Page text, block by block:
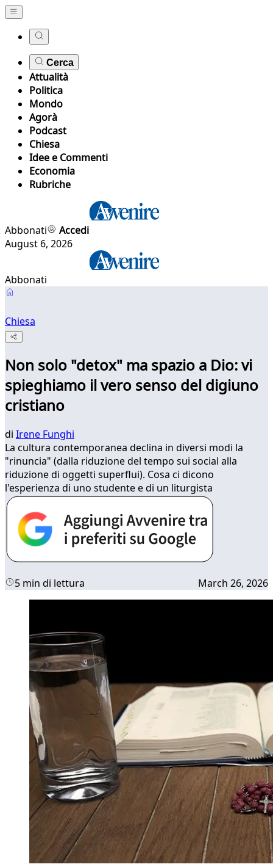
Cerca
Attualità
Politica
Mondo
Agorà
Podcast
Chiesa
Idee e Commenti
Economia
Rubriche
Abbonati
Accedi
August 6, 2026
Abbonati
Chiesa
Non solo "detox" ma spazio a Dio: vi
spieghiamo il vero senso del digiuno
cristiano
di Irene Funghi
La cultura contemporanea declina in diversi modi la
"rinuncia" (dalla riduzione del tempo sui social alla
riduzione di oggetti superflui). Cosa ci dicono
l'esperienza di uno studente e di un liturgista
5 min di lettura March 26, 2026